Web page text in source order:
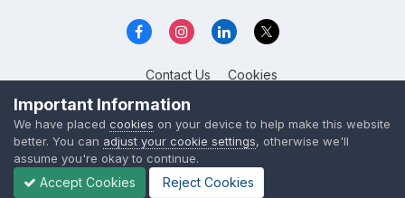
Contact Us Cookies
Overclockers GE
Powered by Invision Community
Important Information
We have placed cookies on your device to help make this website
better. You can adjust your cookie settings, otherwise we'll
assume you're okay to continue.
Accept Cookies Reject Cookies